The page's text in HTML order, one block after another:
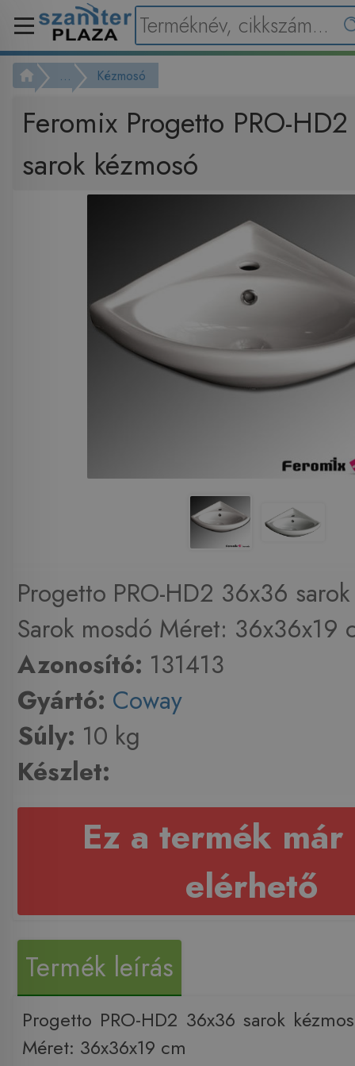
... Kézmosó
Feromix Progetto PRO-
sarok kézmosó
Progetto PRO-HD2 36x36
Sarok mosdó Méret: 36x36x19
Azonosító: 131413
Gyártó: Coway
Súly: 10 kg
Készlet:
Ez a termék már
elérhető
Termék leírás
Progetto PRO-HD2 36x36 sarok
Méret: 36x36x19 cm